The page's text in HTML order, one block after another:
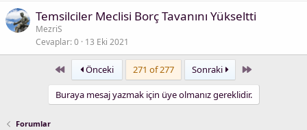
Temsilciler Meclisi Borç Tavanını Yükseltti
MezriS
Cevaplar 0 13 Eki 2021
First Önceki 271 of 277 Sonraki Last
Buraya mesaj yazmak için üye olmanız gereklidir.
Forumlar